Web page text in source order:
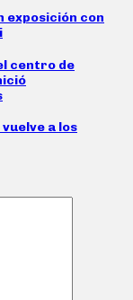
exposición con
centro de
a los